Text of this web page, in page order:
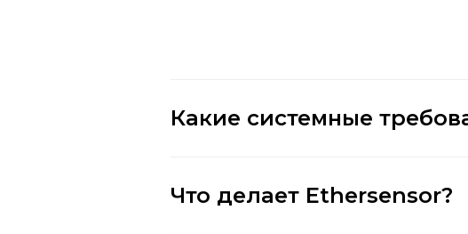
Какие системные
Что делает Ethersensor?